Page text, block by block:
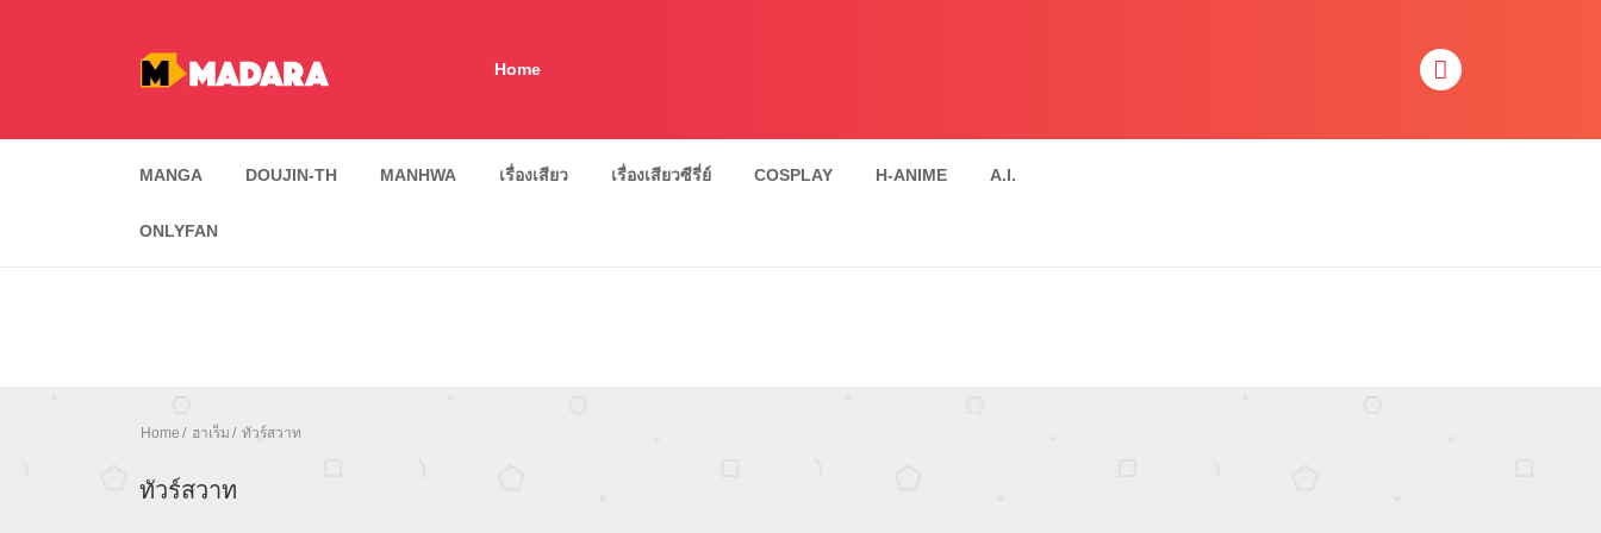
Home
MANGA DOUJIN-TH MANHWA เรื่องเสียว เรื่องเสียวซีรี่ย์ COSPLAY H-ANIME A.I.
ONLYFAN
Home ฮาเร็ม ทัวร์สวาท
ทัวร์สวาท